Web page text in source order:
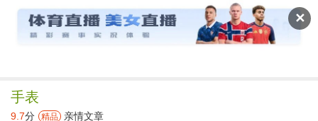
✕
读文斋
手表
9.7分 精品
亲情文章